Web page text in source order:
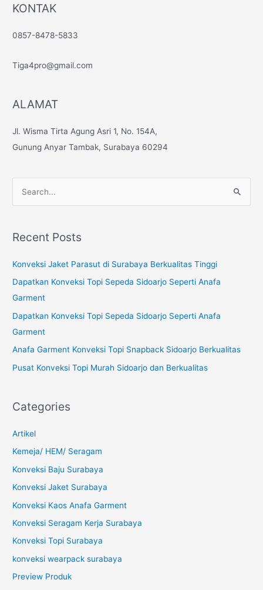
KONTAK
0857-8478-5833
Tiga4pro@gmail.com
ALAMAT
Jl. Wisma Tirta Agung Asri 1, No. 154A,
Gunung Anyar Tambak, Surabaya 60294
r
r
:
Recent Posts
Konveksi Jaket Parasut di Surabaya Berkualitas Tinggi
Dapatkan Konveksi Topi Sepeda Sidoarjo Seperti Anafa
Garment
Dapatkan Konveksi Topi Sepeda Sidoarjo Seperti Anafa
Garment
Anafa Garment Konveksi Topi Snapback Sidoarjo Berkualitas
Pusat Konveksi Topi Murah Sidoarjo dan Berkualitas
Categories
Artikel
Kemeja/ HEM/ Seragam
Konveksi Baju Surabaya
Konveksi Jaket Surabaya
Konveksi Kaos Anafa Garment
Konveksi Seragam Kerja Surabaya
Konveksi Topi Surabaya
konveksi wearpack surabaya
Preview Produk